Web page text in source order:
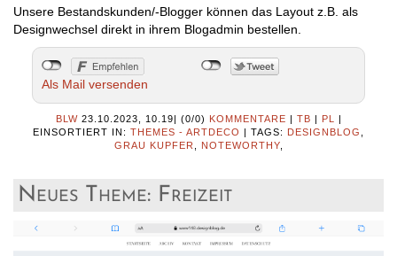
Unsere Bestandskunden/-Blogger können das Layout z.B. als
Designwechsel direkt in ihrem Blogadmin bestellen.
Als Mail versenden
BLW 23.10.2023, 10.19| (0/0) KOMMENTARE | TB | PL
|
EINSORTIERT IN: THEMES - ARTDECO | TAGS: DESIGNBLOG
GRAU KUPFER
NOTEWORTHY,
Neues Theme: Freizeit